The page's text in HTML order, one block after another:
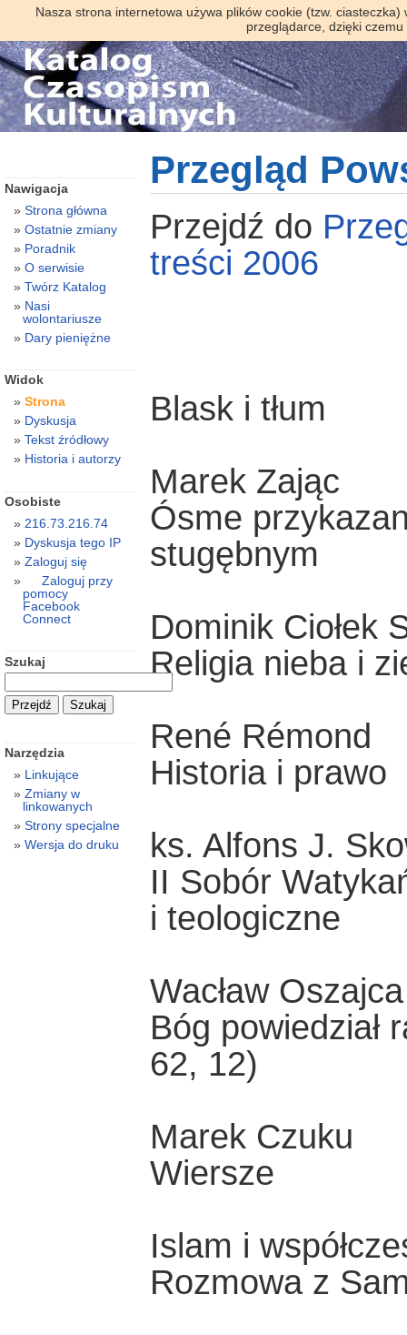
Nasza strona internetowa używa plików cookie (tzw.
przeglądarce, dzięki
Przegląd
Przejdź do
treści 2006
Blask i tłum
Marek Zając
Ósme
stugębnym
Dominik Ciołek
Religia nieba i
René Rémond
Historia i prawo
ks. Alfons J.
II Sobór
i teologiczne
Wacław
Bóg powiedział
62, 12)
Marek Czuku
Wiersze
Islam i
Rozmowa z
Nawigacja
Strona główna
Ostatnie zmiany
Poradnik
O serwisie
Twórz Katalog
Nasi
wolontariusze
Dary pieniężne
Widok
Strona
Dyskusja
Tekst źródłowy
Historia i autorzy
Osobiste
216.73.216.74
Dyskusja tego IP
Zaloguj się
Zaloguj przy
pomocy
Facebook
Connect
Szukaj
Narzędzia
Linkujące
Zmiany w
linkowanych
Strony specjalne
Wersja do druku